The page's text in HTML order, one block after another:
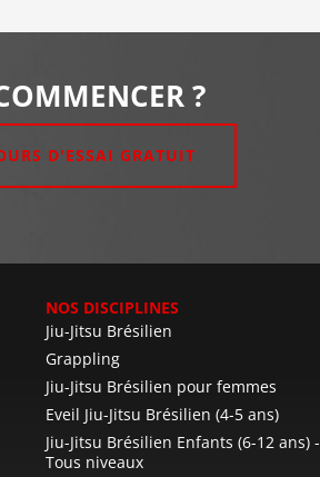
?
D'ESSAI GRATUIT
NOS DISCIPLINES
Jiu-Jitsu Brésilien
Grappling
Jiu-Jitsu Brésilien pour femmes
Eveil Jiu-Jitsu Brésilien (4-5 ans)
Jiu-Jitsu Brésilien Enfants (6-12 ans) -
Tous niveaux